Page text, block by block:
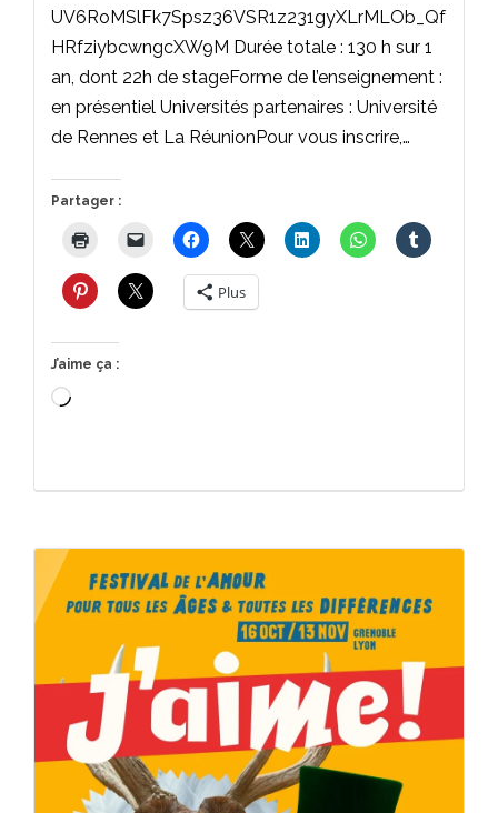
UV6RoMSlFk7Spsz36VSR1z231gyXLrMLOb_Qf
HRfziybcwngcXW9M Durée totale : 130 h sur 1
an, dont 22h de stageForme de l’enseignement :
en présentiel Universités partenaires : Université
de Rennes et La RéunionPour vous inscrire,…
Partager :
Plus
J’aime ça :
Chargement…